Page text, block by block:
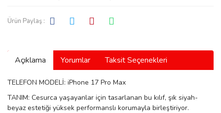
Manoir
Ürün Paylaş :
Açıklama Yorumlar Taksit Seçenekleri
TELEFON MODELİ: iPhone 17 Pro Max
TANIM: Cesurca yaşayanlar için tasarlanan bu kılıf, şık siyah-
beyaz estetiği yüksek performanslı korumayla birleştiriyor.